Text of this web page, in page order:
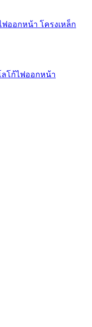
ออกหน้า โครงเหล็ก
ลโก้ไฟออกหน้า